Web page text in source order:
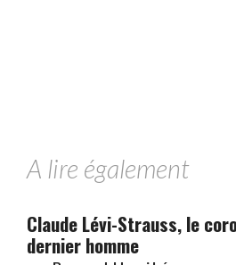
A lire également
Claude Lévi-Strauss, le
dernier homme